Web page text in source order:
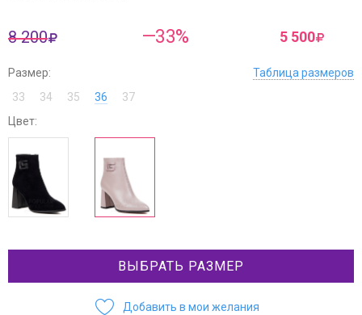
8 200 —33% 5 500
Размер:
Таблица размеров
33
34 35 36
37
Цвет:
ВЫБРАТЬ РАЗМЕР
Добавить в мои желания